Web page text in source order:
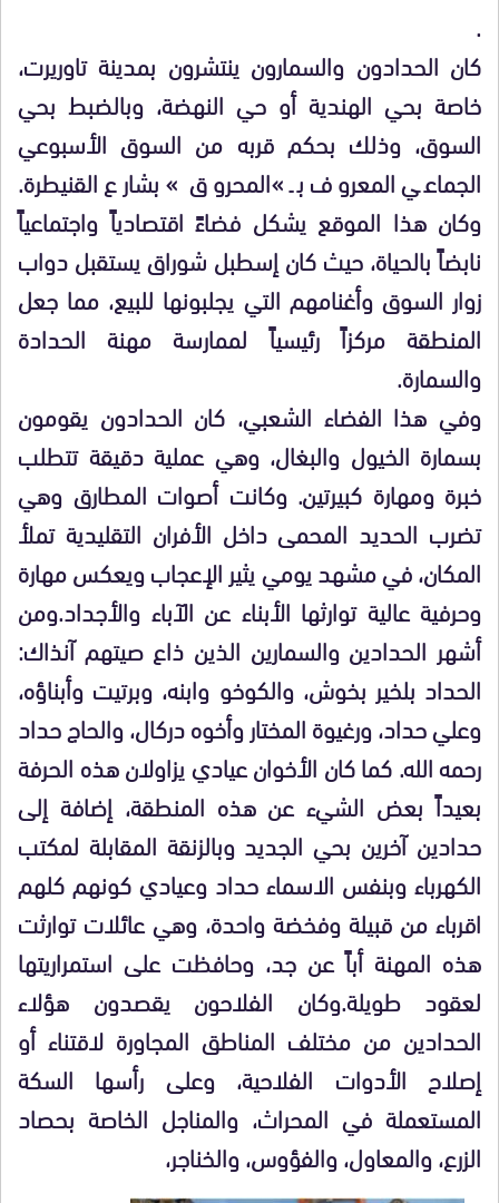
.
كان الحدادون والسمارون ينتشرون بمدينة تاوريرت،
خاصة بحي الهندية أو حي النهضة، وبالضبط بحي
السوق، وذلك بحكم قربه من السوق الأسبوعي
الجماعي المعروف بـ »المحروق » بشارع القنيطرة.
وكان هذا الموقع يشكل فضاءً اقتصادياً واجتماعياً
نابضاً بالحياة، حيث كان إسطبل شوراق يستقبل دواب
زوار السوق وأغنامهم التي يجلبونها للبيع، مما جعل
المنطقة مركزاً رئيسياً لممارسة مهنة الحدادة
والسمارة.
وفي هذا الفضاء الشعبي، كان الحدادون يقومون
بسمارة الخيول والبغال، وهي عملية دقيقة تتطلب
خبرة ومهارة كبيرتين. وكانت أصوات المطارق وهي
تضرب الحديد المحمى داخل الأفران التقليدية تملأ
المكان، في مشهد يومي يثير الإعجاب ويعكس مهارة
وحرفية عالية توارثها الأبناء عن الآباء والأجداد.ومن
أشهر الحدادين والسمارين الذين ذاع صيتهم آنذاك:
الحداد بلخير بخوش، والكوخو وابنه، وبرتيت وأبناؤه،
وعلي حداد، ورغيوة المختار وأخوه دركال، والحاج حداد
رحمه الله. كما كان الأخوان عيادي يزاولان هذه الحرفة
بعيداً بعض الشيء عن هذه المنطقة، إضافة إلى
حدادين آخرين بحي الجديد وبالزنقة المقابلة لمكتب
الكهرباء وبنفس الاسماء حداد وعيادي كونهم كلهم
اقرباء من قبيلة وفخضة واحدة، وهي عائلات توارثت
هذه المهنة أباً عن جد، وحافظت على استمراريتها
لعقود طويلة.وكان الفلاحون يقصدون هؤلاء
الحدادين من مختلف المناطق المجاورة لاقتناء أو
إصلاح الأدوات الفلاحية، وعلى رأسها السكة
المستعملة في المحراث، والمناجل الخاصة بحصاد
الزرع، والمعاول، والفؤوس، والخناجر،